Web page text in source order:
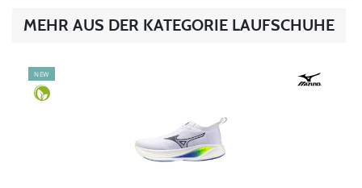
MEHR AUS DER KATEGORIE LAUFSCHUHE
NEW